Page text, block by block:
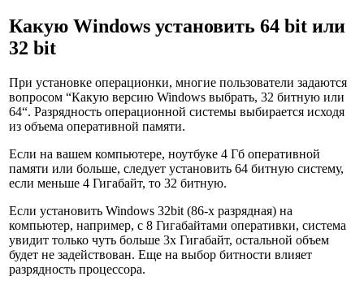
Какую Windows установить 64 bit или
32 bit
При установке операционки, многие пользователи задаются
вопросом “Какую версию Windows выбрать, 32 битную или
64“. Разрядность операционной системы выбирается исходя
из объема оперативной памяти.
Если на вашем компьютере, ноутбуке 4 Гб оперативной
памяти или больше, следует установить 64 битную систему,
если меньше 4 Гигабайт, то 32 битную.
Если установить Windows 32bit (86-х разрядная) на
компьютер, например, с 8 Гигабайтами оперативки, система
увидит только чуть больше 3х Гигабайт, остальной объем
будет не задействован. Еще на выбор битности влияет
разрядность процессора.